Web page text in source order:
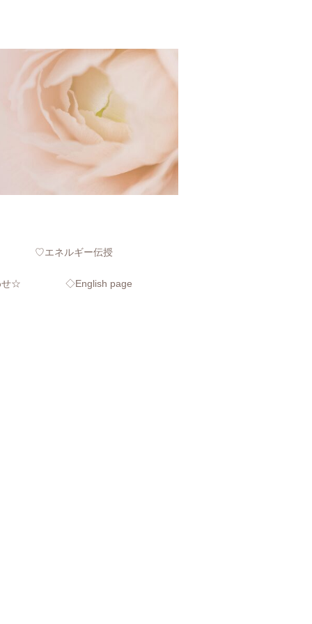
♡エネルギー伝授
せ☆ ◇English page